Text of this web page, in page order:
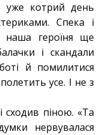
уже котрий день
Спека і
наша героїня ще
і скандали
й помилитися
усе. І не з
сходив піною. «Та
нервувалася